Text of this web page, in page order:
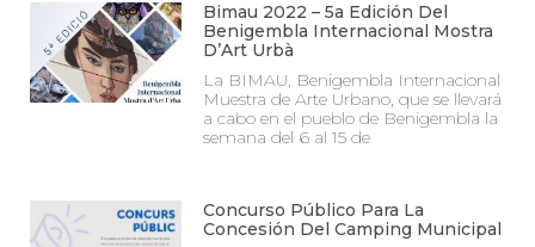
Bimau 2022 – 5a Edición Del
Benigembla Internacional Mostra
D’Art Urbà
La BIMAU, Benigembla Internacional
Muestra de Arte Urbano, que se llevará
a cabo en el pueblo de Benigembla la
semana del 6 al 15 de
Concurso Público Para La
Concesión Del Camping Municipal